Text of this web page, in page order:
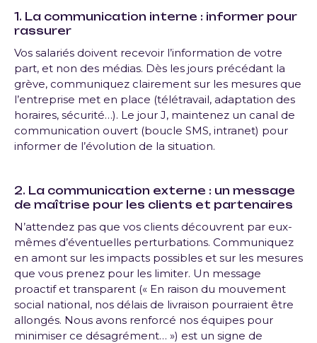
1. La communication interne : informer pour
rassurer
Vos salariés doivent recevoir l’information de votre
part, et non des médias. Dès les jours précédant la
grève, communiquez clairement sur les mesures que
l’entreprise met en place (télétravail, adaptation des
horaires, sécurité…). Le jour J, maintenez un canal de
communication ouvert (boucle SMS, intranet) pour
informer de l’évolution de la situation.
2. La communication externe : un message
de maîtrise pour les clients et partenaires
N’attendez pas que vos clients découvrent par eux-
mêmes d’éventuelles perturbations. Communiquez
en amont sur les impacts possibles et sur les mesures
que vous prenez pour les limiter. Un message
proactif et transparent (« En raison du mouvement
social national, nos délais de livraison pourraient être
allongés. Nous avons renforcé nos équipes pour
minimiser ce désagrément… ») est un signe de